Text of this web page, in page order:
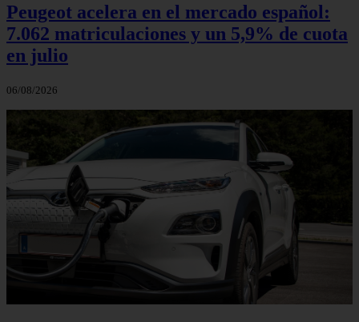
Peugeot acelera en el mercado español:
7.062 matriculaciones y un 5,9% de cuota
en julio
06/08/2026